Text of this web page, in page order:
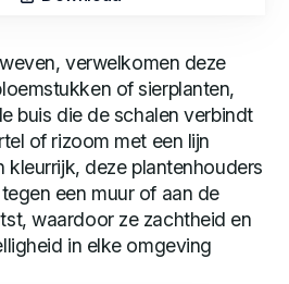
verwelkomen deze
of sierplanten,
buis die de schalen verbindt
of rizoom met een lijn
kleurrijk, deze plantenhouders
een muur of aan de
waardoor ze zachtheid en
in elke omgeving